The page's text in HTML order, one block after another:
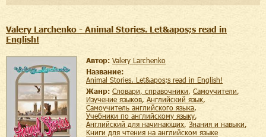
Valery Larchenko - Animal Stories. Let&apos;s read in
English!
Автор:
Valery Larchenko
Название:
Animal Stories. Let&apos;s read in English!
Жанр:
словари, справочники самоучители
изучение языков
английский язык
самоучитель английского языка
учебники по английскому языку
английский для начинающих
знания и навыки
книги для чтения на английском языке